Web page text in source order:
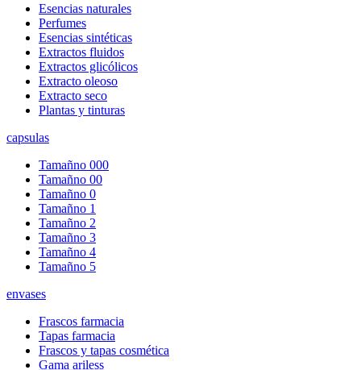
Esencias naturales
Perfumes
Esencias sintéticas
Extractos fluidos
Extractos glicólicos
Extracto oleoso
Extracto seco
Plantas y tinturas
capsulas
Tamañno 000
Tamañno 00
Tamañno 0
Tamañno 1
Tamañno 2
Tamañno 3
Tamañno 4
Tamañno 5
envases
Frascos farmacia
Tapas farmacia
Frascos y tapas cosmética
Gama ariless